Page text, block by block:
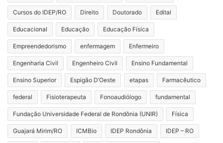
Cursos do IDEP/RO Direito Doutorado Edital
Educacional Educação Educação Física
Empreendedorismo enfermagem Enfermeiro
Engenharia Civil Engenheiro Civil Ensino Fundamental
Ensino Superior Espigão D’Oeste etapas Farmacêutico
federal Fisioterapeuta Fonoaudiólogo fundamental
Fundação Universidade Federal de Rondônia (UNIR) Física
Guajará Mirim/RO ICMBio IDEP Rondônia IDEP – RO